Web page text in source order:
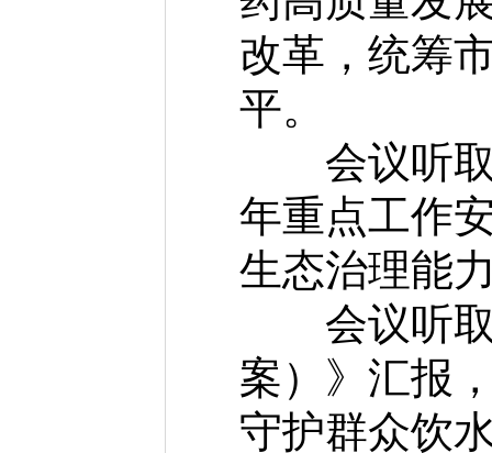
改革，统筹
平。
会议听取
年重点工作
生态治理能
会议听取
案）》汇报
守护群众饮